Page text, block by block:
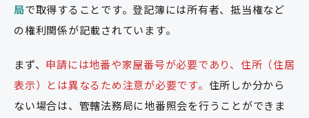
局で取得することです。登記簿には所有者、抵当権など
の権利関係が記載されています。
まず、 申請には地番や家屋番号が必要であり、住所（住居
表示）とは異なるため注意が必要です。 住所しか分から
ない場合は、管轄法務局に地番照会を行うことができま